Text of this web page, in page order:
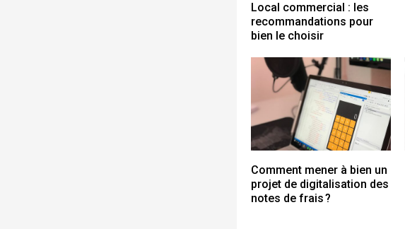
Local commercial : les
recommandations pour
bien le choisir
Comment mener à bien un
projet de digitalisation des
notes de frais ?